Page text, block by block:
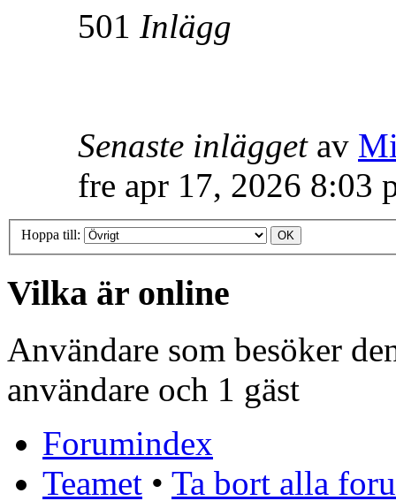
501 Inlägg
Senaste inläggetav
fre apr 17, 2026 8:03
Hoppa till:
Vilka är online
Användare som besöker
användare och 1 gäst
Forumindex
Teamet • Ta bort alla